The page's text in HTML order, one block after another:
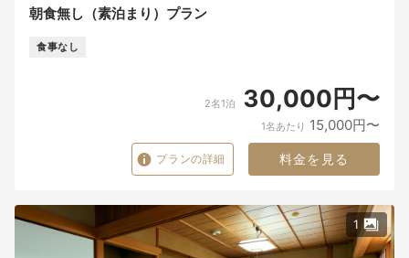
朝食無し（素泊まり）プラン
食事なし
2名1泊 30,000円〜
1名あたり 15,000円〜
プランの詳細 料金を見る
1